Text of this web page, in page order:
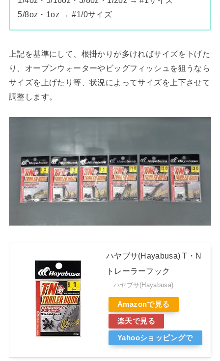
5/8oz・1oz → #1/0サイズ
上記を基準にして、根掛かりが多ければサイズを下げた
り、オープンウォーターやビッグフィッシュを狙うなら
サイズを上げたり等、状況によってサイズを上下させて
調整します。
ハヤブサ(Hayabusa) T・N
トレーラーフック
ハヤブサ(Hayabusa)
Amazonで見る
楽天で見る
Yahooショッピングで